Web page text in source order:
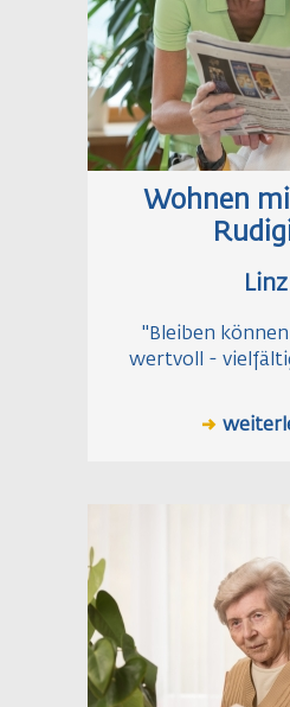
Wohnen
Linz
"Bleiben
wertvoll -